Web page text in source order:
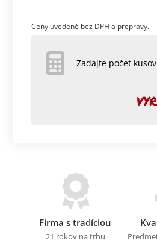
Ceny uvedené bez DPH a prepravy.
Zadajte počet
Firma s tradíciou
21 rokov na trhu